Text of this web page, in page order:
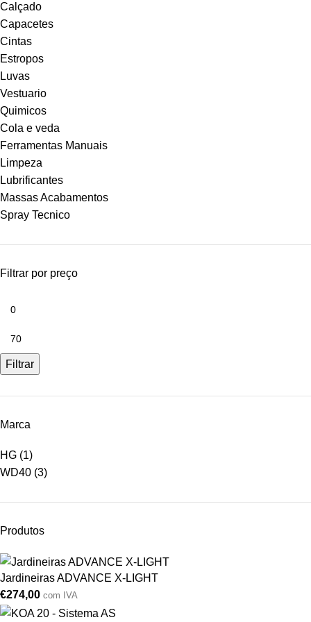
Calçado
Capacetes
Cintas
Estropos
Luvas
Vestuario
Quimicos
Cola e veda
Ferramentas Manuais
Limpeza
Lubrificantes
Massas Acabamentos
Spray Tecnico
Filtrar por preço
Filtrar
Marca
HG (1)
WD40 (3)
Produtos
Jardineiras ADVANCE X-LIGHT
€274,00 com IVA